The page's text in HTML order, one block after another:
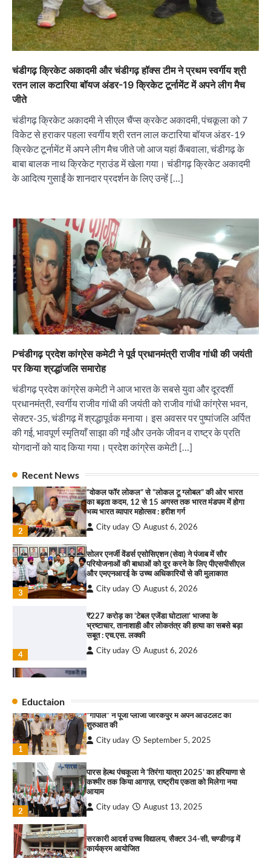
चंडीगढ़ क्रिकेट अकादमी और चंडीगढ़ हॉक्स टीम ने प्रथम स्वर्गीय श्री
रतन लाल कटारिया बॉयज अंडर-19 क्रिकेट टूर्नामेंट में अपने लीग मैच
जीते
चंडीगढ़ क्रिकेट अकादमी ने सीएल चैंप्स क्रकेट अकादमी, पंचकूला को 7
विकेट से हराकर पहला स्वर्गीय श्री रतन लाल कटारिया बॉयज अंडर-19
क्रिकेट टूर्नामेंट में अपने लीग मैच जीते जो आज यहां कैंबवाला, चंडीगढ़ के
बाबा बालक नाथ क्रिकेट ग्राउंड में खेला गया। चंडीगढ़ क्रिकेट अकादमी
के आदित्य गुसाईं के शानदार प्रदर्शन के लिए उन्हें […]
Pचंडीगढ़ प्रदेश कांग्रेस कमेटी ने पूर्व प्रधानमंत्री राजीव गांधी की जयंती
पर किया श्रद्धांजलि समारोह
चंडीगढ़ प्रदेश कांग्रेस कमेटी ने आज भारत के सबसे युवा और दूरदर्शी
प्रधानमंत्री, स्वर्गीय राजीव गांधी की जयंती को राजीव गांधी कांग्रेस भवन,
सेक्टर-35, चंडीगढ़ में श्रद्धापूर्वक मनाया। इस अवसर पर पुष्पांजलि अर्पित
की गई, भावपूर्ण स्मृतियाँ साझा की गईं और उनके जीवन व राष्ट्र के प्रति
योगदानों को याद किया गया। प्रदेश कांग्रेस कमेटी […]
Recent News
“वोकल फॉर लोकल” से “लोकल टू ग्लोबल” की ओर भारत
का बढ़ता कदम, 12 से 15 अगस्त तक भारत मंडपम में होगा
भव्य भारत व्यापार महोत्सव : हरीश गर्ग
City uday August 6, 2026
सोलर एनर्जी वेंडर्स एसोसिएशन (सेवा) ने पंजाब में सौर
परियोजनाओं की बाधाओं को दूर करने के लिए पीएसपीसीएल
और एमएनआरई के उच्च अधिकारियों से की मुलाकात
4
₹227 करोड़ का ‘टेबल एजेंडा घोटाला’ भाजपा के
सबूत : एच.एस. लक्की
City uday August 6, 2026
इंडियन नेशनल थियेटर द्वारा 9 अगस्त को होगा ‘वर्षा ऋतु
संगीत संध्या 2026’ का आयोजन
2
“वोकल फॉर लोकल” से “लोकल टू ग्लोबल” की ओर भारत
का बढ़ता कदम, 12 से 15 अगस्त तक भारत मंडपम में होगा
भव्य भारत व्यापार महोत्सव : हरीश गर्ग
City uday August 6, 2026
3
सोलर एनर्जी वेंडर्स एसोसिएशन (सेवा) ने पंजाब में सौर
परियोजनाओं की बाधाओं को दूर करने के लिए पीएसपीसीएल
और एमएनआरई के उच्च अधिकारियों से की मुलाकात
City uday August 6, 2026
4
₹227 करोड़ का ‘टेबल एजेंडा घोटाला’ भाजपा के
भ्रष्टाचार, तानाशाही और लोकतंत्र की हत्या का सबसे बड़ा
सबूत : एच.एस. लक्की
City uday August 6, 2026
1
“वोकल फॉर लोकल” से “लोकल टू ग्लोबल” की ओर भारत
का बढ़ता कदम, 12 से 15 अगस्त तक भारत मंडपम में होगा
भव्य भारत व्यापार महोत्सव : हरीश गर्ग
City uday August 6, 2026
3
सोलर एनर्जी वेंडर्स एसोसिएशन (सेवा) ने पंजाब में सौर
परियोजनाओं की बाधाओं को दूर करने के लिए पीएसपीसीएल
और एमएनआरई के उच्च अधिकारियों से की मुलाकात
City uday August 6, 2026
Eductaion
2
पारस हेल्थ पंचकूला ने ‘तिरंगा यात्रा 2025’ का हरियाणा से
आयाम
City uday August 13, 2025
3
सरकारी आदर्श उच्च विद्यालय, सैक्टर 34-सी, चण्डीगढ़ में
कार्यक्रम आयोजित
City uday August 6, 2025
राहुल गाँधी ने खाई है वैश्विक मंच पर भारत को कमजोर करने
की कसम: देवशाली
City uday August 6, 2025
1
“गोपाल” ने पूजा प्लाजा जीरकपुर में अपने आउटलेट की
शुरुआत की
City uday September 5, 2025
2
पारस हेल्थ पंचकूला ने ‘तिरंगा यात्रा 2025’ का हरियाणा से
कश्मीर तक किया आगाज़, राष्ट्रीय एकता को मिलेगा नया
आयाम
City uday August 13, 2025
सरकारी आदर्श उच्च विद्यालय, सैक्टर 34-सी, चण्डीगढ़ में
कार्यक्रम आयोजित